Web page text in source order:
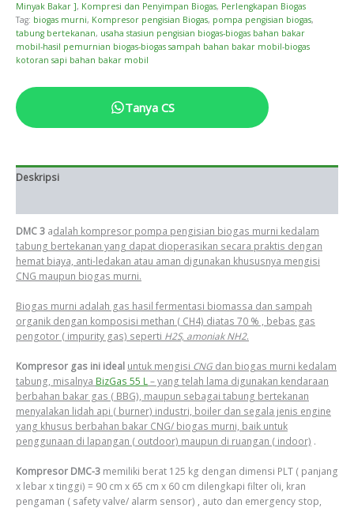
Minyak Bakar ], Kompresi dan Penyimpan Biogas, Perlengkapan Biogas
Tag: biogas murni, Kompresor pengisian Biogas, pompa pengisian biogas,
tabung bertekanan, usaha stasiun pengisian biogas-biogas bahan bakar
mobil-hasil pemurnian biogas-biogas sampah bahan bakar mobil-biogas
kotoran sapi bahan bakar mobil
Tanya CS
Deskripsi
DMC 3 adalah kompresor pompa pengisian biogas murni kedalam
tabung bertekanan yang dapat dioperasikan secara praktis dengan
hemat biaya, anti-ledakan atau aman digunakan khususnya mengisi
CNG maupun biogas murni.
Biogas murni adalah gas hasil fermentasi biomassa dan sampah
organik dengan komposisi methan ( CH4) diatas 70 % , bebas gas
pengotor ( impurity gas) seperti H2S, amoniak NH2.
Kompresor gas ini ideal untuk mengisi CNGdan biogas murni kedalam
tabung, misalnya BizGas 55 L – yang telah lama digunakan kendaraan
berbahan bakar gas ( BBG), maupun sebagai tabung bertekanan
menyalakan lidah api ( burner) industri, boiler dan segala jenis engine
yang khusus berbahan bakar CNG/ biogas murni, baik untuk
penggunaan di lapangan ( outdoor) maupun di ruangan ( indoor) .
Kompresor DMC-3 memiliki berat 125 kg dengan dimensi PLT ( panjang
x lebar x tinggi) = 90 cm x 65 cm x 60 cm dilengkapi filter oli, kran
pengaman ( safety valve/ alarm sensor) , auto dan emergency stop,